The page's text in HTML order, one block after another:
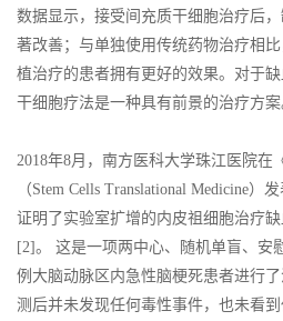
数据显示，接受间充质干细胞治疗后
著改善；与单独使用传统药物治疗相
植治疗的患者拥有更好的效果。对于
干细胞疗法是一种具有前景的治疗方案
2018年8月，南方医科大学珠江医院在
（Stem Cells Translational Medicine）
证明了实验室扩增的内皮祖细胞治疗
[2]。 这是一项两中心、随机单盲、安
例大脑动脉区内急性脑梗死患者进行
测后并未发现任何毒性事件，也未看